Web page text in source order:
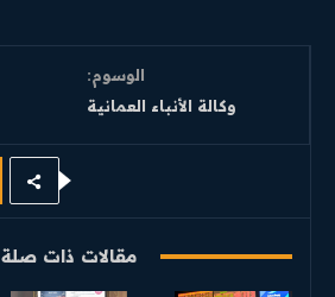
الوسوم:
وكالة الأنباء العمانية
مقالات ذات صلة